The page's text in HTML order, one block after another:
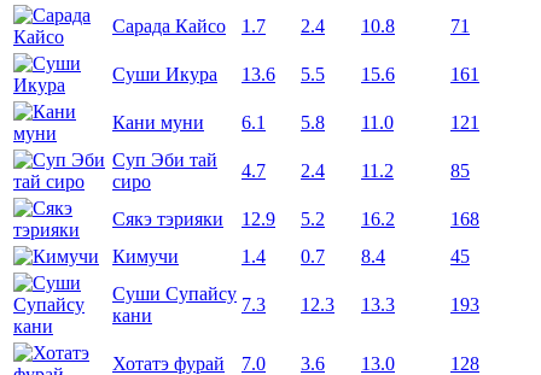
Сарада Кайсо 1.7 2.4 10.8 71
Суши Икура 13.6 5.5 15.6 161
Кани муни 6.1 5.8 11.0
121
Суп Эби тай
сиро
4.7 2.4 11.2 85
Сякэ тэрияки 12.9 5.2 16.2
168
Кимучи
1.4 0.7 8.4
45
Суши Супайсу
кани
7.3 12.3 13.3 193
Хотатэ фурай 7.0 3.6 13.0 128